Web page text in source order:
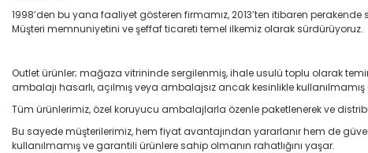
1998’den bu yana faaliyet gösteren firmamız, 2013’ten itibaren
Müşteri memnuniyetini ve şeffaf ticareti temel ilkemiz olarak sürdürüyoruz.
Outlet ürünler; mağaza vitrininde sergilenmiş, ihale usulü toplu olarak
ambalajı hasarlı, açılmış veya ambalajsız ancak kesinlikle kullanılmamış
Tüm ürünlerimiz, özel koruyucu ambalajlarla özenle paketlenerek ve
Bu sayede müşterilerimiz, hem fiyat avantajından yararlanır hem de
kullanılmamış ve garantili ürünlere sahip olmanın rahatlığını yaşar.